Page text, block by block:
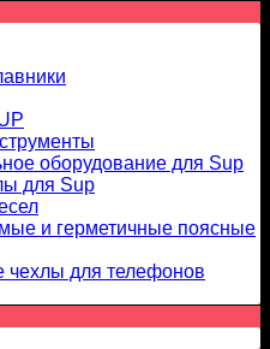
оборудование для Sup
для Sup
и герметичные поясные
чехлы для телефонов